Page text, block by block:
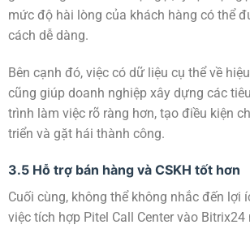
mức độ hài lòng của khách hàng có thể
cách dễ dàng.
Bên cạnh đó, việc có dữ liệu cụ thể về
cũng giúp doanh nghiệp xây dựng các
trình làm việc rõ ràng hơn, tạo điều kiện
triển và gặt hái thành công.
3.5 Hỗ trợ bán hàng và CSKH tốt hơn
Cuối cùng, không thể không nhắc đến lợi
việc tích hợp Pitel Call Center vào